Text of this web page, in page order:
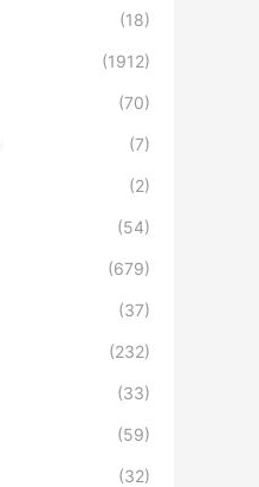
(18)
(1912)
(70)
(7)
(2)
(54)
(679)
(37)
(232)
(33)
(59)
(32)